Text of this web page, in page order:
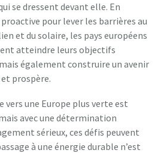
se dressent devant elle. En
pour lever les barrières au
et du solaire, les pays européens
atteindre leurs objectifs
également construire un avenir
prospère.
vers une Europe plus verte est
avec une détermination
sérieux, ces défis peuvent
à une énergie durable n’est